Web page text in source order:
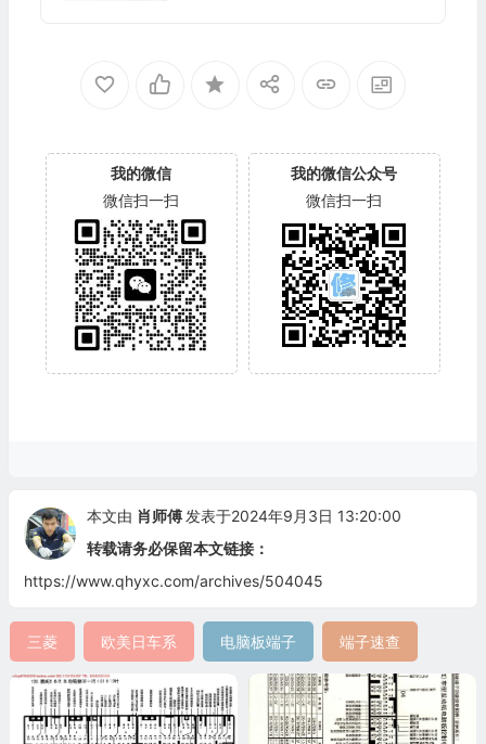
我的微信
微信扫一扫
我的微信公众号
微信扫一扫
本文由 肖师傅 发表于2024年9月3日 13:20:00
转载请务必保留本文链接：
https://www.qhyxc.com/archives/504045
三菱 欧美日车系 电脑板端子 端子速查